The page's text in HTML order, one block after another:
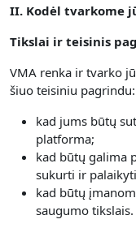
II. Kodėl tvarkome
Tikslai ir teisinis
VMA renka ir tvarko
šiuo teisiniu pagrindu:
kad jums būtų
platforma;
kad būtų galima
sukurti ir
kad būtų
saugumo tikslais.